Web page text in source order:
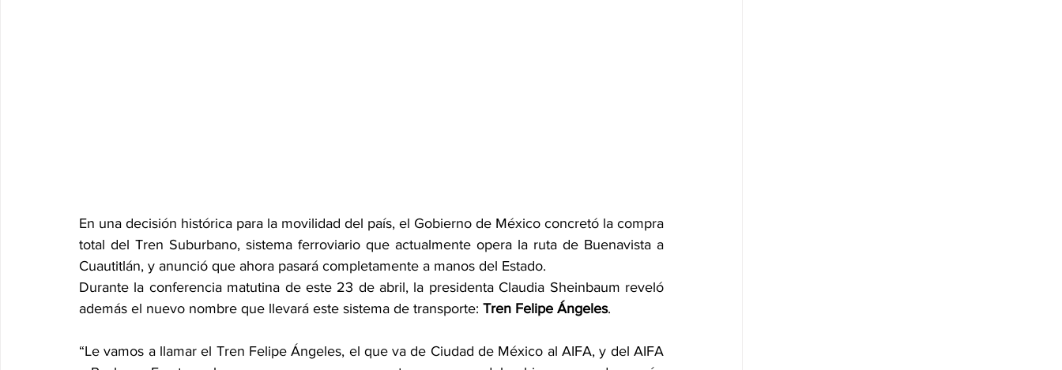
En una decisión histórica para la movilidad del país, el Gobierno de México concretó la compra
total del Tren Suburbano, sistema ferroviario que actualmente opera la ruta de Buenavista a
Cuautitlán, y anunció que ahora pasará completamente a manos del Estado.
Durante la conferencia matutina de este 23 de abril, la presidenta Claudia Sheinbaum reveló
además el nuevo nombre que llevará este sistema de transporte: Tren Felipe Ángeles.
“Le vamos a llamar el Tren Felipe Ángeles, el que va de Ciudad de México al AIFA, y del AIFA